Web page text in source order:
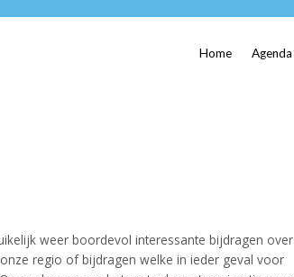
Home Agenda
weer boordevol interessante bijdragen over
regio of bijdragen welke in ieder geval voor